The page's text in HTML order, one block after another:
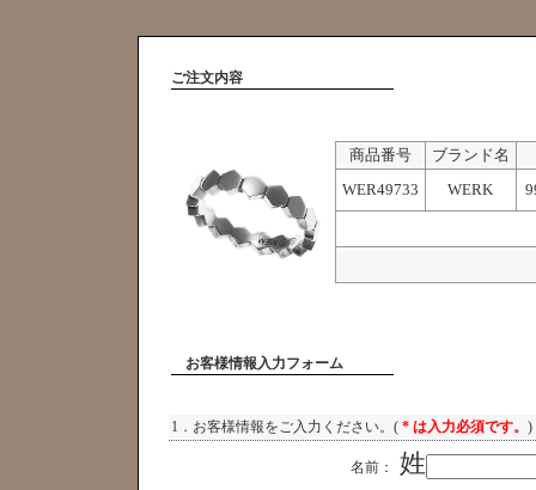
ご注文内容
商品番号
ブランド名
WER49733
WERK
お客様情報入力フォーム
1．お客様情報をご入力ください。(* は入力必須です。 )
名前： 姓